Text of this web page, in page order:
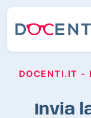
DOCENTI.IT -
Invia